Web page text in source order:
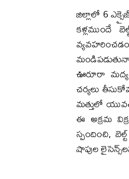
​జిల్లాలో 6
కళ్లముందే
ఊరూరా మద్యం
చర్యలు
మత్తులో
ఈ అక్రమ
స్పందించి,
షాపుల